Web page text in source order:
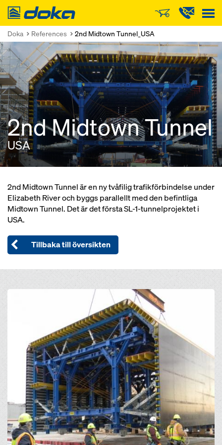
Doka
Doka References 2nd Midtown Tunnel_USA
2nd Midtown Tunnel
USA
2nd Midtown Tunnel är en ny tvåfilig trafikförbindelse under
Elizabeth River och byggs parallellt med den befintliga
Midtown Tunnel. Det är det första SL-1-tunnelprojektet i
USA.
Tillbaka till översikten